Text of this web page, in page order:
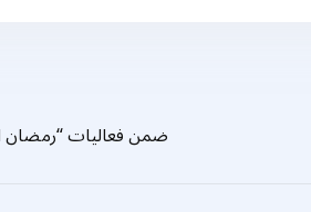
ضمن فعاليات “رمضان